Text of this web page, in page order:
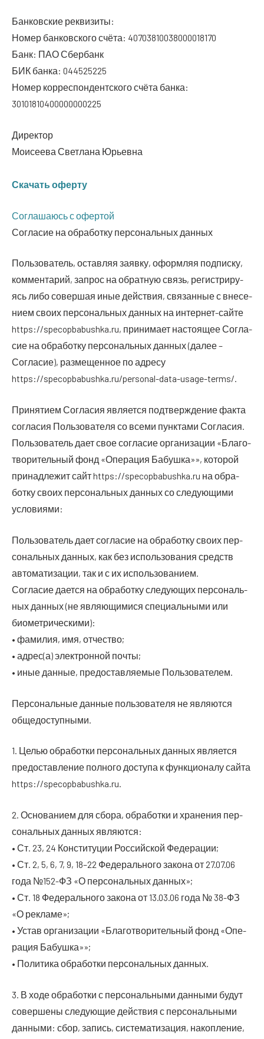
Бан­ков­ские реквизиты:
Номер бан­ков­ско­го счё­та: 40703810038000018170
Банк: ПАО Сбербанк
БИК бан­ка: 044525225
Номер кор­ре­спон­дент­ско­го счё­та бан­ка:
30101810400000000225
Дирек­тор
Мои­се­е­ва Свет­ла­на Юрьевна
Ска­чать оферту
Согла­ша­юсь с офертой
Согла­сие на обра­бот­ку пер­со­наль­ных данных
Поль­зо­ва­тель, остав­ляя заяв­ку, оформ­ляя под­пис­ку,
ком­мен­та­рий, запрос на обрат­ную связь, реги­стри­ру­
ясь либо совер­шая иные дей­ствия, свя­зан­ные с вне­се­
ни­ем сво­их пер­со­наль­ных дан­ных на интер­нет-сай­те
https://specopbabushka.ru, при­ни­ма­ет насто­я­щее Согла­
сие на обра­бот­ку пер­со­наль­ных дан­ных (далее –
Согла­сие), раз­ме­щен­ное по адре­су
https://specopbabushka.ru/personal-data-usage-terms/.
При­ня­ти­ем Согла­сия явля­ет­ся под­твер­жде­ние фак­та
согла­сия Поль­зо­ва­те­ля со все­ми пунк­та­ми Согла­сия.
Поль­зо­ва­тель дает свое согла­сие орга­ни­за­ции «Бла­го­
тво­ри­тель­ный фонд «Опе­ра­ция Бабуш­ка»», кото­рой
при­над­ле­жит сайт https://specopbabushka.ru на обра­
бот­ку сво­их пер­со­наль­ных дан­ных со сле­ду­ю­щи­ми
условиями:
Поль­зо­ва­тель дает согла­сие на обра­бот­ку сво­их пер­
со­наль­ных дан­ных, как без исполь­зо­ва­ния средств
авто­ма­ти­за­ции, так и с их использованием.
Согла­сие дает­ся на обра­бот­ку сле­ду­ю­щих пер­со­наль­
ных дан­ных (не явля­ю­щи­ми­ся спе­ци­аль­ны­ми или
биометрическими):
• фами­лия, имя, отчество;
• адрес(а) элек­трон­ной почты;
• иные дан­ные, предо­став­ля­е­мые Пользователем.
Пер­со­наль­ные дан­ные поль­зо­ва­те­ля не явля­ют­ся
общедоступными.
1. Целью обра­бот­ки пер­со­наль­ных дан­ных явля­ет­ся
предо­став­ле­ние пол­но­го досту­па к функ­ци­о­на­лу сай­та
https://specopbabushka.ru.
2. Осно­ва­ни­ем для сбо­ра, обра­бот­ки и хра­не­ния пер­
со­наль­ных дан­ных являются:
• Ст. 23, 24 Кон­сти­ту­ции Рос­сий­ской Федерации;
• Ст. 2, 5, 6, 7, 9, 18–22 Феде­раль­но­го зако­на от 27.07.06
года №152-ФЗ «О пер­со­наль­ных данных»;
• Ст. 18 Феде­раль­но­го зако­на от 13.03.06 года № 38-ФЗ
«О рекламе»;
• Устав орга­ни­за­ции «Бла­го­тво­ри­тель­ный фонд «Опе­
ра­ция Бабушка»»;
• Поли­ти­ка обра­бот­ки пер­со­наль­ных данных.
3. В ходе обра­бот­ки с пер­со­наль­ны­ми дан­ны­ми будут
совер­ше­ны сле­ду­ю­щие дей­ствия с пер­со­наль­ны­ми
дан­ны­ми: сбор, запись, систе­ма­ти­за­ция, накоп­ле­ние,